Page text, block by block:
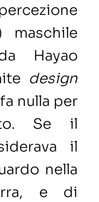
maschile
Hayao
design
nulla per
Se il
il
nella
e di